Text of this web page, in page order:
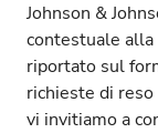
Johnson &
contestuale
riportato sul
richieste di
vi invitiamo a